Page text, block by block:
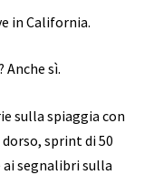
in California.
Anche sì.
sulla spiaggia con
sprint di 50
segnalibri sulla